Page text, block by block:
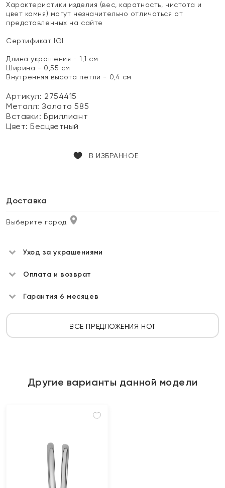
Характеристики изделия (вес, каратность, чистота и
цвет камня) могут незначительно отличаться от
представленных на сайте
Сертификат IGI
Длина украшения - 1,1 см
Ширина - 0,55 см
Внутренняя высота петли - 0,4 см
Артикул: 2754415
Металл:Золото 585
Вставки:Бриллиант
Цвет:Бесцветный
В ИЗБРАННОЕ
Доставка
Выберите город
Уход за украшениями
Оплата и возврат
Гарантия 6 месяцев
ВСЕ ПРЕДЛОЖЕНИЯ HOT
Другие варианты данной модели